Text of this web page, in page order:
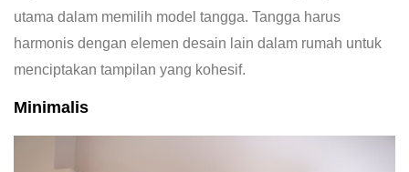
utama dalam memilih model tangga. Tangga harus
harmonis dengan elemen desain lain dalam rumah untuk
menciptakan tampilan yang kohesif.
Minimalis